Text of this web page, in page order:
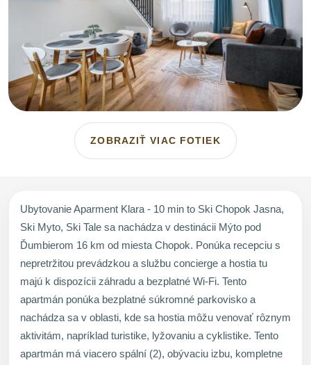
ZOBRAZIŤ VIAC FOTIEK
Ubytovanie Aparment Klara - 10 min to Ski Chopok Jasna,
Ski Myto, Ski Tale sa nachádza v destinácii Mýto pod
Ďumbierom 16 km od miesta Chopok. Ponúka recepciu s
nepretržitou prevádzkou a službu concierge a hostia tu
majú k dispozícii záhradu a bezplatné Wi-Fi. Tento
apartmán ponúka bezplatné súkromné parkovisko a
nachádza sa v oblasti, kde sa hostia môžu venovať rôznym
aktivitám, napríklad turistike, lyžovaniu a cyklistike. Tento
apartmán má viacero spální (2), obývaciu izbu, kompletne